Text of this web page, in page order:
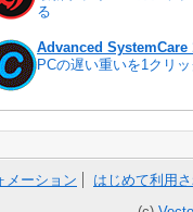
る
Advanced SystemCare
PCの遅い重いを1クリ
メーション はじめて利用